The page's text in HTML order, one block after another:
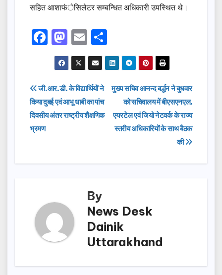
सहित आशाफंेसिलेटर सम्बन्धित अधिकारी उपस्थित थे।
F
a
c
e
b
o
M
a
st
o
d
o
E
m
ail
h
ar
e
Post
navigation
मुख्य सचिव आनन्द बर्द्धन ने बुधवार
को सचिवालय में बीएसएनएल,
एयरटेल एवं जियो नेटवर्क के राज्य
स्तरीय अधिकारियों के साथ बैठक
की
जी.आर.डी. के विद्यार्थियों ने
किया दुबई एवं आभू धाबी का पांच
दिवसीय अंतर राष्ट्रीय शैक्षणिक
भ्रमण
By
News Desk
Dainik
Uttarakhand